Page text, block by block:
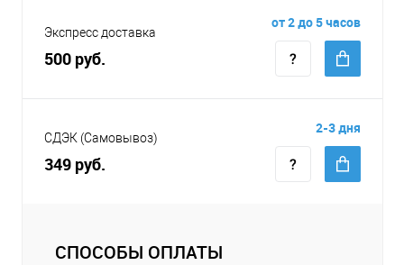
Экспресс доставка
500 руб.
от 2 до 5 часов
СДЭК (Самовывоз)
349 руб.
2-3 дня
СПОСОБЫ ОПЛАТЫ